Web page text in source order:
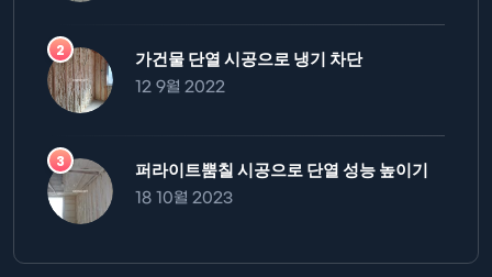
가건물 단열 시공으로 냉기 차단
12 9월 2022
퍼라이트뿜칠 시공으로 단열 성능 높이기
18 10월 2023